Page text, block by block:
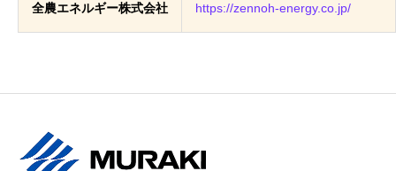
全農エネルギー株式会社 https://zennoh-energy.co.jp/